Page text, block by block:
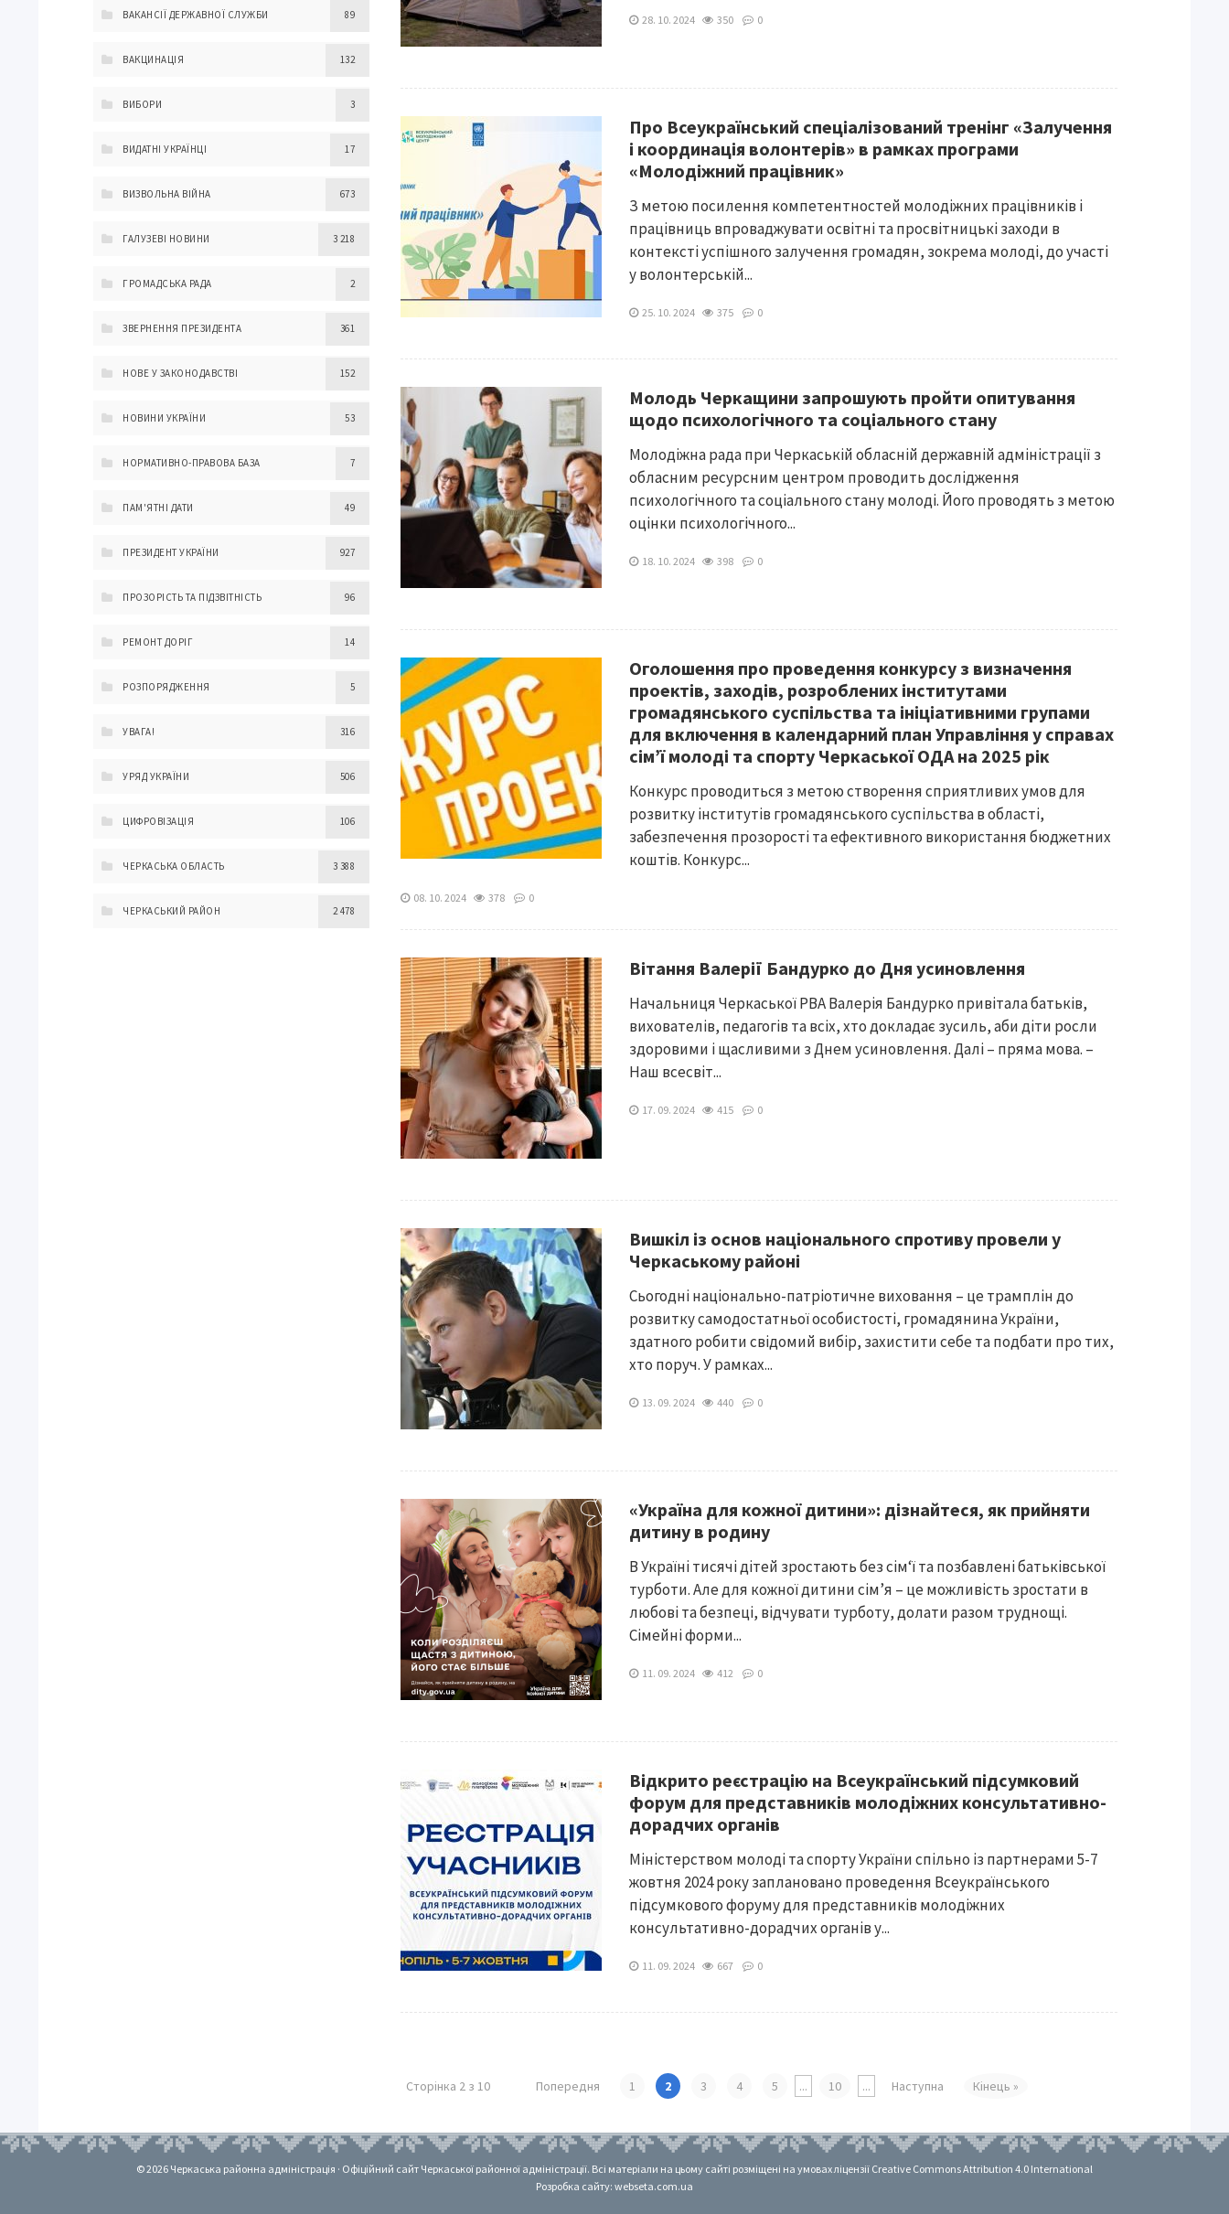
28. 10. 2024 350 0
Про Всеукраїнський спеціалізований тренінг «Залучення
і координація волонтерів» в рамках програми
«Молодіжний працівник»
З метою посилення компетентностей молодіжних працівників і
працівниць впроваджувати освітні та просвітницькі заходи в
контексті успішного залучення громадян, зокрема молоді, до участі
у волонтерській...
25. 10. 2024 375 0
Молодь Черкащини запрошують пройти опитування
щодо психологічного та соціального стану
Молодіжна рада при Черкаській обласній державній адміністрації з
обласним ресурсним центром проводить дослідження
психологічного та соціального стану молоді. Його проводять з метою
оцінки психологічного...
18. 10. 2024 398 0
Оголошення про проведення конкурсу з визначення
проектів, заходів, розроблених інститутами
громадянського суспільства та ініціативними групами
для включення в календарний план Управління у справах
сім’ї молоді та спорту Черкаської ОДА на 2025 рік
Конкурс проводиться з метою створення сприятливих умов для
розвитку інститутів громадянського суспільства в області,
забезпечення прозорості та ефективного використання бюджетних
коштів. Конкурс...
08. 10. 2024 378 0
Вітання Валерії Бандурко до Дня усиновлення
Начальниця Черкаської РВА Валерія Бандурко привітала батьків,
вихователів, педагогів та всіх, хто докладає зусиль, аби діти росли
здоровими і щасливими з Днем усиновлення. Далі – пряма мова. –
Наш всесвіт...
17. 09. 2024 415 0
Вишкіл із основ національного спротиву провели у
Черкаському районі
Сьогодні національно-патріотичне виховання – це трамплін до
розвитку самодостатньої особистості, громадянина України,
здатного робити свідомий вибір, захистити себе та подбати про тих,
хто поруч. У рамках...
13. 09. 2024 440 0
«Україна для кожної дитини»: дізнайтеся, як прийняти
дитину в родину
В Україні тисячі дітей зростають без сім‘ї та позбавлені батьківської
турботи. Але для кожної дитини сім’я – це можливість зростати в
любові та безпеці, відчувати турботу, долати разом труднощі.
Сімейні форми...
11. 09. 2024 412 0
Відкрито реєстрацію на Всеукраїнський підсумковий
форум для представників молодіжних консультативно-
дорадчих органів
Міністерством молоді та спорту України спільно із партнерами 5-7
жовтня 2024 року заплановано проведення Всеукраїнського
підсумкового форуму для представників молодіжних
консультативно-дорадчих органів у...
11. 09. 2024 667 0
Сторінка 2 з 10 Попередня 1 2 3 4 5 ... 10 ... Наступна Кінець »
ВАКАНСІЇ ДЕРЖАВНОЇ СЛУЖБИ 89
ВАКЦИНАЦІЯ 132
ВИБОРИ 3
ВИДАТНІ УКРАЇНЦІ 17
ВИЗВОЛЬНА ВІЙНА 673
ГАЛУЗЕВІ НОВИНИ 3 218
ГРОМАДСЬКА РАДА 2
ЗВЕРНЕННЯ ПРЕЗИДЕНТА 361
НОВЕ У ЗАКОНОДАВСТВІ 152
НОВИНИ УКРАЇНИ 53
НОРМАТИВНО-ПРАВОВА БАЗА 7
ПАМ'ЯТНІ ДАТИ 49
ПРЕЗИДЕНТ УКРАЇНИ 927
ПРОЗОРІСТЬ ТА ПІДЗВІТНІСТЬ 96
РЕМОНТ ДОРІГ 14
РОЗПОРЯДЖЕННЯ 5
УВАГА! 316
УРЯД УКРАЇНИ 506
ЦИФРОВІЗАЦІЯ 106
ЧЕРКАСЬКА ОБЛАСТЬ 3 388
ЧЕРКАСЬКИЙ РАЙОН 2 478
© 2026 Черкаська районна адміністрація · Офіційний сайт Черкаської районної адміністрації. Всі матеріали на цьому сайті розміщені на умовах ліцензії Creative Commons Attribution 4.0 International
Розробка сайту: webseta.com.ua